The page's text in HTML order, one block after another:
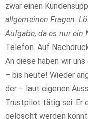
zwar einen
allgemeinen Fragen.
Aufgabe, da es nur ein
Telefon. Auf
An diese haben wir
– bis heute! Wieder
der – laut eigenen
Trustpilot tätig sei. Er
gelöscht werden